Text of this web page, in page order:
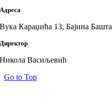
Адреса
Вука Караџића 13, Бајина Башта
Директор
Никола Васиљевић
Go to Top